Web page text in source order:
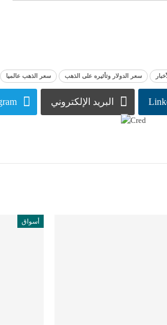
سعر الدولار وتأثيره على الذهب سعر الذهب عالميا
البريد الإلكتروني
أسواق